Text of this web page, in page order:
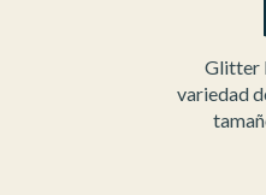
Glitter
variedad